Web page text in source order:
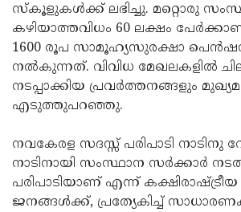
സ്കൂളുകൾക്ക് ലഭിച്ചു. മറ്റൊരു
കഴിയാത്തവിധം 60 ലക്ഷം
1600 രൂപ സാമൂഹ്യസുരക്ഷാ
നൽകുന്നത്. വിവിധ മേഖലകളിൽ
നടപ്പാക്കിയ പ്രവർത്തനങ്ങളും
എടുത്തുപറഞ്ഞു.
നവകേരള സദസ്സ് പരിപാടി നാടിനു
നാടിനായി സംസ്ഥാന സർക്കാർ
പരിപാടിയാണ് എന്ന് കക്ഷിരാഷ്ട്രീയ
ജനങ്ങൾക്ക്‌, പ്രത്യേകിച്ച്